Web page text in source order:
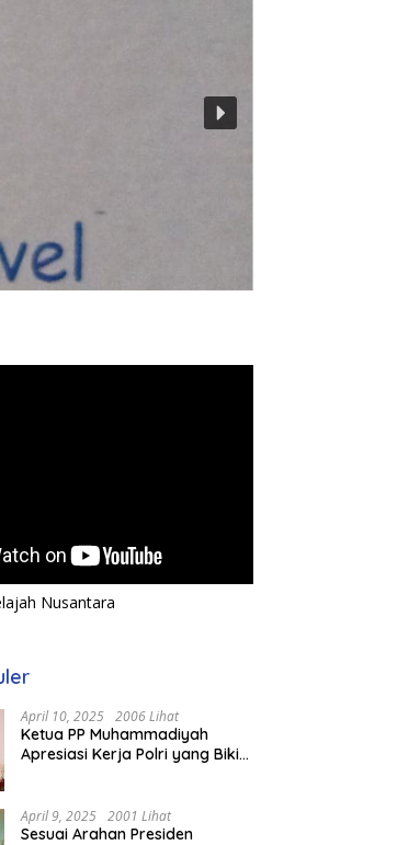
Nusantara
April 10, 2025 2006 Lihat
Ketua PP Muhammadiyah
Apresiasi Kerja Polri yang Bikin
April 9, 2025 2001 Lihat
Sesuai Arahan Presiden